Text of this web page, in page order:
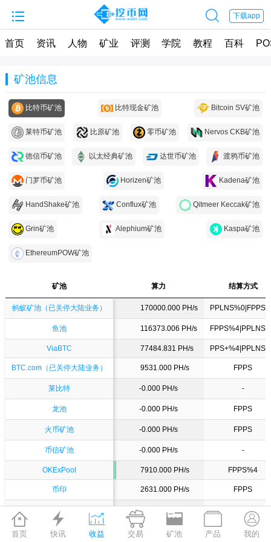
  下载app
首页 资讯 人物 矿业 评测 学院 教程 百科
矿池信息
比特币矿池 比特现金矿池 Bitcoin SV矿池
莱特币矿池 比原矿池 零币矿池 Nervos CKB矿池
徳信币矿池 以太经典矿池 达世币矿池 渡鸦币矿池
门罗币矿池 Horizen矿池 Kadena矿池
HandShake矿池 Conflux矿池 Qitmeer Keccak矿池
Grin矿池 Alephium矿池 Kaspa矿池
EthereumPOW矿池
矿池 算力
结算方式
矿池
算力 结算方式
蚂蚁矿池（已关停大陆业务） 170000.000 PH/s
鱼池 116373.006 PH/s
ViaBTC 77484.831 PH/s
BTC.com（已关停大陆业务） 9531.000 PH/s FPPS
莱比特 -0.000 PH/s -
龙池 -0.000 PH/s FPPS
火币矿池 -0.000 PH/s FPPS
币信矿池 -0.000 PH/s -
OKExPool 7910.000 PH/s FPPS%4
币印 2631.000 PH/s FPPS
BW矿池 90.584 PH/s PPS%2|PPS+%3
星众矿池 -0.000 PH/s PPS
矿池
蚂蚁矿池（已关停大陆业务）
鱼池
ViaBTC
BTC.com（已关停大陆业务）
莱比特
龙池
火币矿池
币信矿池
OKExPool
币印
BW矿池
星众矿池

首页

快讯

收益

交易

矿池

产品

我的